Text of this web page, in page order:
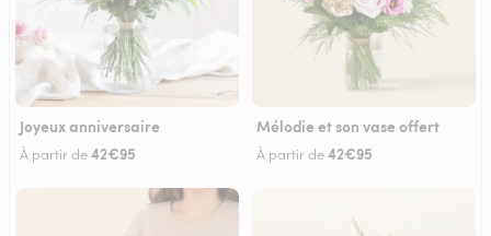
Joyeux anniversaire
À partir de42€95
Mélodie et son vase offert
À partir de42€95